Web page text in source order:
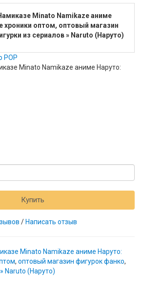
Minato Namikaze аниме
хроники оптом, оптовый магазин
из сериалов » Naruto (Наруто)
POP
Minato Namikaze аниме Наруто:
Купить
/ Написать отзыв
Minato Namikaze аниме Наруто:
, оптовый магазин фигурок фанко,
Naruto (Наруто)